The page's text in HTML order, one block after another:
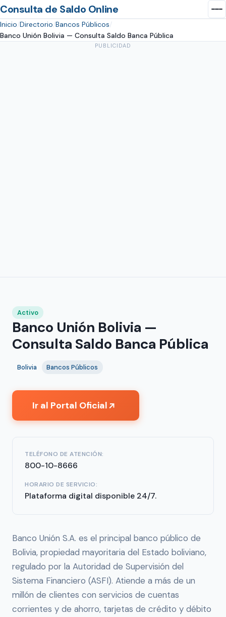
Consulta de Saldo Online
Inicio Directorio Bancos Públicos
Banco Unión Bolivia — Consulta Saldo Banca Pública
PUBLICIDAD
Activo
Banco Unión Bolivia —
Consulta Saldo Banca Pública
Bolivia Bancos Públicos
Ir al Portal Oficial↗
TELÉFONO DE ATENCIÓN:
800-10-8666
HORARIO DE SERVICIO:
Plataforma digital disponible 24/7.
Banco Unión S.A. es el principal banco público de
Bolivia, propiedad mayoritaria del Estado boliviano,
regulado por la Autoridad de Supervisión del
Sistema Financiero (ASFI). Atiende a más de un
millón de clientes con servicios de cuentas
corrientes y de ahorro, tarjetas de crédito y débito